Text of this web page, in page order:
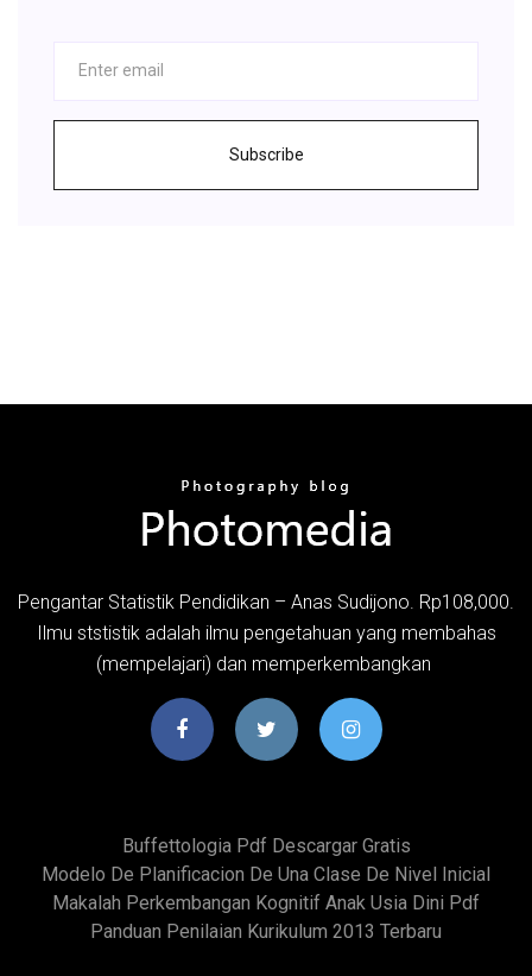
Subscribe
Pengantar Statistik Pendidikan – Anas Sudijono. Rp108,000.
Ilmu ststistik adalah ilmu pengetahuan yang membahas
(mempelajari) dan memperkembangkan
Buffettologia Pdf Descargar Gratis
Modelo De Planificacion De Una Clase De Nivel Inicial
Makalah Perkembangan Kognitif Anak Usia Dini Pdf
Panduan Penilaian Kurikulum 2013 Terbaru